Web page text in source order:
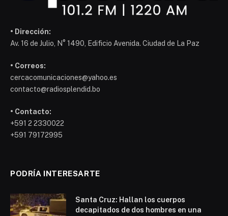
27 de mayo de 2026
Las cabinas que supuestamente chocaron en la Línea Morada. / RRSS
La empresa estatal “Mi Teleférico” informó sobre
incidente suscitado el sistema de transporte por